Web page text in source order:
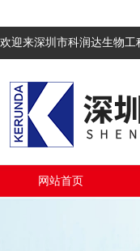
欢迎来深圳市科润达生物工
网站首页